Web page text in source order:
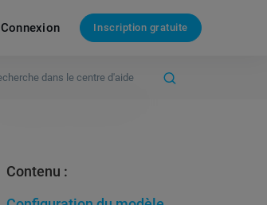
Connexion Inscription gratuite
Contenu :